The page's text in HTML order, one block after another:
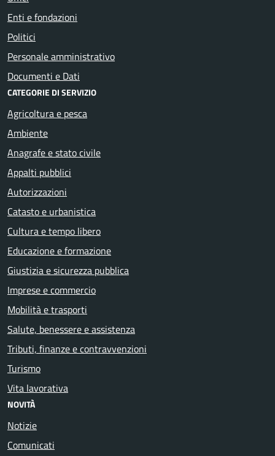
Enti e fondazioni
Politici
Personale amministrativo
Documenti e Dati
CATEGORIE DI SERVIZIO
Agricoltura e pesca
Ambiente
Anagrafe e stato civile
Appalti pubblici
Autorizzazioni
Catasto e urbanistica
Cultura e tempo libero
Educazione e formazione
Giustizia e sicurezza pubblica
Imprese e commercio
Mobilità e trasporti
Salute, benessere e assistenza
Tributi, finanze e contravvenzioni
Turismo
Vita lavorativa
NOVITÀ
Notizie
Comunicati